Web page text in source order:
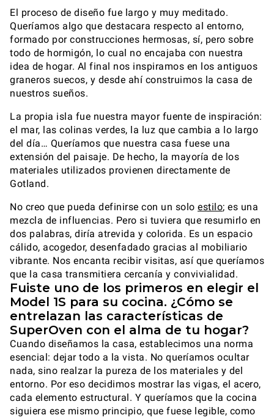
El proceso de diseño fue largo y muy meditado.
Queríamos algo que destacara respecto al entorno,
formado por construcciones hermosas, sí, pero sobre
todo de hormigón, lo cual no encajaba con nuestra
idea de hogar. Al final nos inspiramos en los antiguos
graneros suecos, y desde ahí construimos la casa de
nuestros sueños.
La propia isla fue nuestra mayor fuente de inspiración:
el mar, las colinas verdes, la luz que cambia a lo largo
del día… Queríamos que nuestra casa fuese una
extensión del paisaje. De hecho, la mayoría de los
materiales utilizados provienen directamente de
Gotland.
No creo que pueda definirse con un solo estilo; es una
mezcla de influencias. Pero si tuviera que resumirlo en
dos palabras, diría atrevida y colorida. Es un espacio
cálido, acogedor, desenfadado gracias al mobiliario
vibrante. Nos encanta recibir visitas, así que queríamos
que la casa transmitiera cercanía y convivialidad.
Fuiste uno de los primeros en elegir el
Model 1S para su cocina. ¿Cómo se
entrelazan las características de
SuperOven con el alma de tu hogar?
Cuando diseñamos la casa, establecimos una norma
esencial: dejar todo a la vista. No queríamos ocultar
nada, sino realzar la pureza de los materiales y del
entorno. Por eso decidimos mostrar las vigas, el acero,
cada elemento estructural. Y queríamos que la cocina
siguiera ese mismo principio, que fuese legible, como